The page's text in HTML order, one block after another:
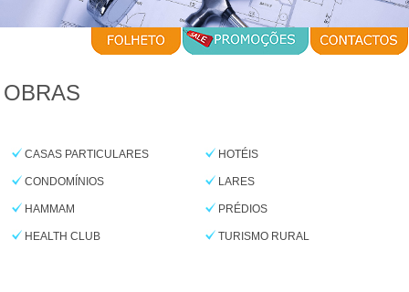
OBRAS
CASAS PARTICULARES HOTÉIS
CONDOMÍNIOS LARES
HAMMAM PRÉDIOS
HEALTH CLUB TURISMO RURAL